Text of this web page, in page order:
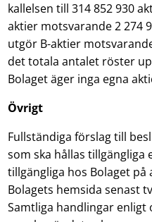
kallelsen till 314 852 930
aktier motsvarande 2 274
utgör B-aktier
det totala antalet röster
Bolaget äger inga egna
Övrigt
Fullständiga förslag till
som ska hållas tillgängliga
tillgängliga hos Bolaget på
Bolagets hemsida senast
Samtliga handlingar enligt